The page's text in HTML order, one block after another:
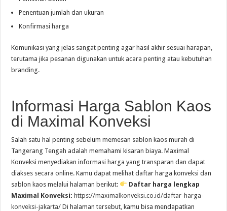
Penentuan jumlah dan ukuran
Konfirmasi harga
Komunikasi yang jelas sangat penting agar hasil akhir sesuai harapan,
terutama jika pesanan digunakan untuk acara penting atau kebutuhan
branding.
Informasi Harga Sablon Kaos
di Maximal Konveksi
Salah satu hal penting sebelum memesan sablon kaos murah di
Tangerang Tengah adalah memahami kisaran biaya. Maximal
Konveksi menyediakan informasi harga yang transparan dan dapat
diakses secara online. Kamu dapat melihat daftar harga konveksi dan
sablon kaos melalui halaman berikut:
Daftar harga lengkap
Maximal Konveksi: https://maximalkonveksi.co.id/daftar-harga-
konveksi-jakarta/ Di halaman tersebut, kamu bisa mendapatkan